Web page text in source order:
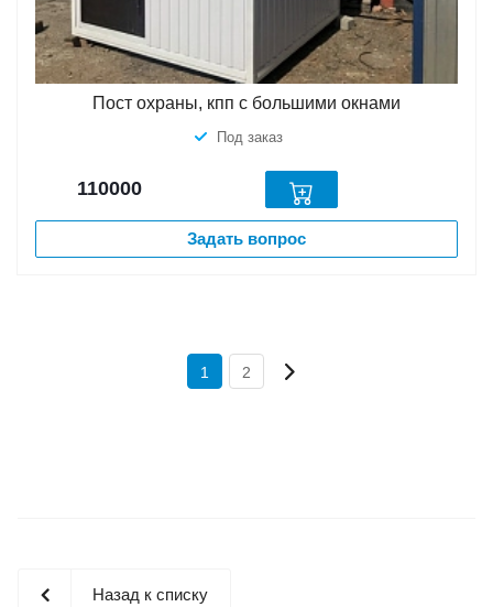
Пост охраны, кпп с большими окнами
Под заказ
110000
Задать вопрос
1 2
Назад к списку